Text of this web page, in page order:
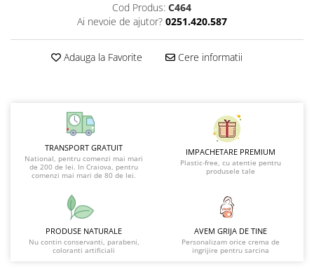
Cod Produs: C464
Ai nevoie de ajutor? 0251.420.587
Adauga la Favorite Cere informatii
TRANSPORT GRATUIT
National, pentru comenzi mai mari
de 200 de lei. In Craiova, pentru
comenzi mai mari de 80 de lei.
IMPACHETARE PREMIUM
Plastic-free, cu atentie pentru
produsele tale
PRODUSE NATURALE
Nu contin conservanti, parabeni,
coloranti artificiali
AVEM GRIJA DE TINE
Personalizam orice crema de
ingrijire pentru sarcina